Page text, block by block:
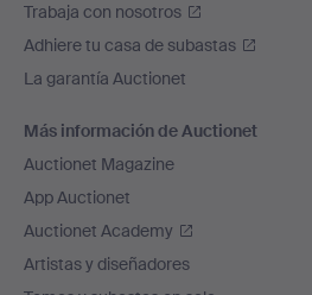
Trabaja con nosotros
Adhiere tu casa de subastas
La garantía Auctionet
Más información de Auctionet
Auctionet Magazine
App Auctionet
Auctionet Academy
Artistas y diseñadores